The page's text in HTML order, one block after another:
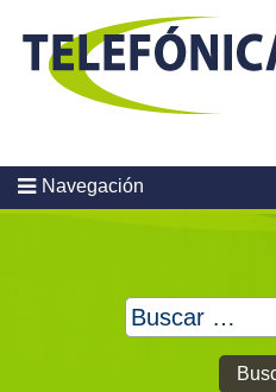
content
Navegación
Buscar: